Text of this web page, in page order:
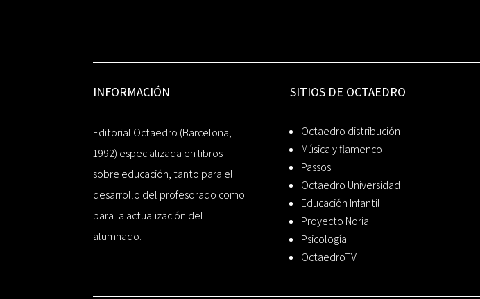
INFORMACIÓN
Editorial Octaedro (Barcelona,
1992) especializada en libros
sobre educación, tanto para el
desarrollo del profesorado como
para la actualización del
alumnado.
SITIOS DE OCTAEDRO
Octaedro distribución
Música y flamenco
Passos
Octaedro Universidad
Educación Infantil
Proyecto Noria
Psicología
OctaedroTV